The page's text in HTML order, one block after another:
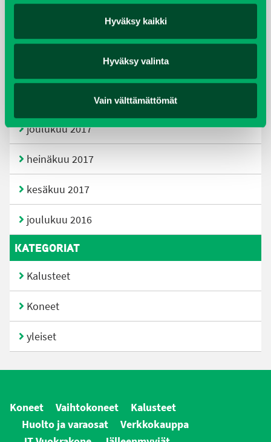
Hyväksy kaikki
Hyväksy valinta
Vain välttämättömät
huhtikuu 2019
helmikuu 2019
tammikuu 2018
joulukuu 2017
heinäkuu 2017
kesäkuu 2017
joulukuu 2016
KATEGORIAT
Kalusteet
Koneet
yleiset
Koneet Vaihtokoneet
Kalusteet
Huolto ja varaosat
Verkkokauppa